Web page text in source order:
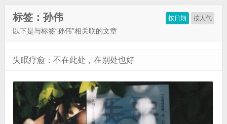
按日期 按人气
标签：孙伟
以下是与标签“孙伟”相关联的文章
失眠疗愈：不在此处，在别处也好